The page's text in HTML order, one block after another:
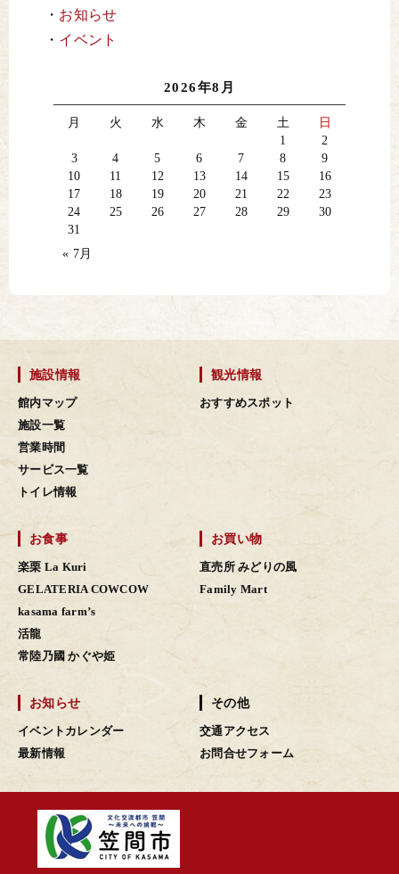
お知らせ
イベント
2026年8月
月 火 水 木 金 土
日
1
2
3
4 5 6 7 8
9
10
11 12 13 14 15
16
17
18 19 20 21 22
23
24
25 26 27 28 29
30
31
« 7月
施設情報
館内マップ
施設一覧
営業時間
サービス一覧
トイレ情報
観光情報
おすすめスポット
お食事
楽栗 La Kuri
GELATERIA COWCOW
kasama farm’s
活龍
常陸乃國 かぐや姫
お買い物
直売所 みどりの風
Family Mart
お知らせ
イベントカレンダー
最新情報
その他
交通アクセス
お問合せフォーム